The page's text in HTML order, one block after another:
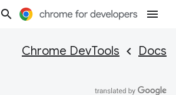
Docs
Chrome DevTools